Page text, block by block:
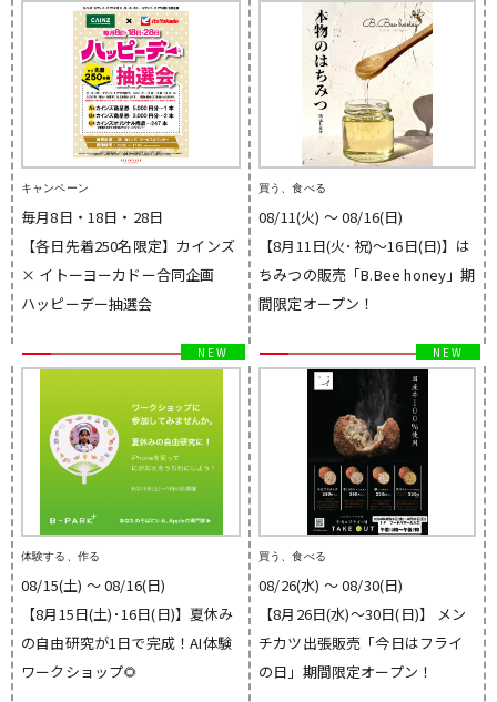
キャンペーン
毎月8日・18日・28日
【各日先着250名限定】カインズ
× イトーヨーカドー合同企画
ハッピーデー抽選会
買う、食べる
08/11(火) 〜 08/16(日)
【8月11日(火･祝)～16日(日)】は
ちみつの販売「B.Bee honey」期
間限定オープン！
体験する、作る
08/15(土) 〜 08/16(日)
【8月15日(土)･16日(日)】夏休み
の自由研究が1日で完成！AI体験
ワークショップ🌻
買う、食べる
08/26(水) 〜 08/30(日)
【8月26日(水)～30日(日)】 メン
チカツ出張販売「今日はフライ
の日」期間限定オープン！